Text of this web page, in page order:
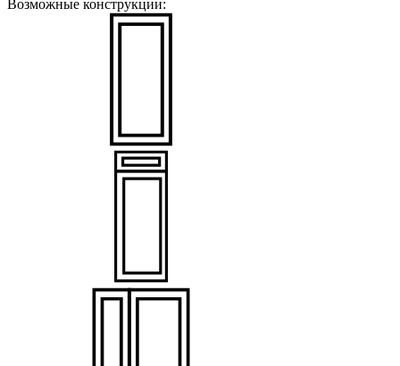
Возможные конструкции: